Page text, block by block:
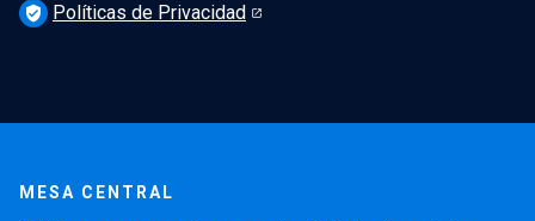
verified_user Políticas de Privacidad
MESA CENTRAL